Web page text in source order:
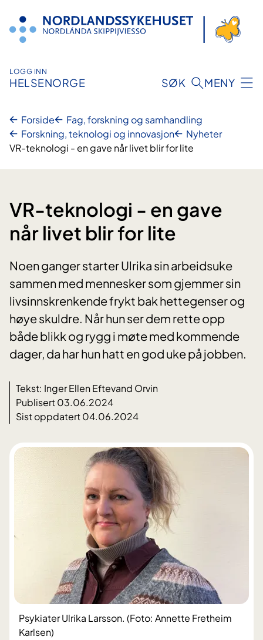
innhold
LOGG INN
HELSENORGE SØK MENY
Forside
Fag, forskning og samhandling
Forskning, teknologi og innovasjon
Nyheter
VR-teknologi - en gave når livet blir for lite
VR-teknologi - en gave
når livet blir for lite
Noen ganger starter Ulrika sin arbeidsuke
sammen med mennesker som gjemmer sin
livsinnskrenkende frykt bak hettegenser og
høye skuldre. Når hun ser dem rette opp
både blikk og rygg i møte med kommende
dager, da har hun hatt en god uke på jobben.
Tekst: Inger Ellen Eftevand Orvin
Publisert 03.06.2024
Sist oppdatert 04.06.2024
Psykiater Ulrika Larsson. (Foto: Annette Fretheim
Karlsen)